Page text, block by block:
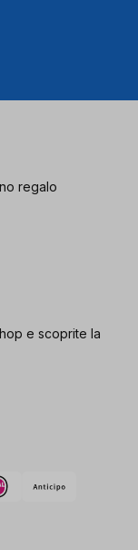
regalo
e scoprite la